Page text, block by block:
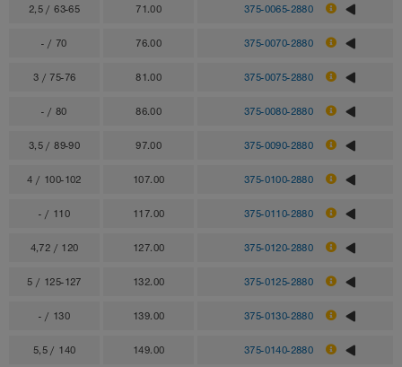
2,5 / 63-65 71.00 375-0065-2880
- / 70 76.00 375-0070-2880
3 / 75-76 81.00 375-0075-2880
- / 80 86.00 375-0080-2880
3,5 / 89-90 97.00 375-0090-2880
4 / 100-102 107.00 375-0100-2880
- / 110 117.00 375-0110-2880
4,72 / 120 127.00 375-0120-2880
5 / 125-127 132.00 375-0125-2880
- / 130 139.00 375-0130-2880
5,5 / 140 149.00 375-0140-2880